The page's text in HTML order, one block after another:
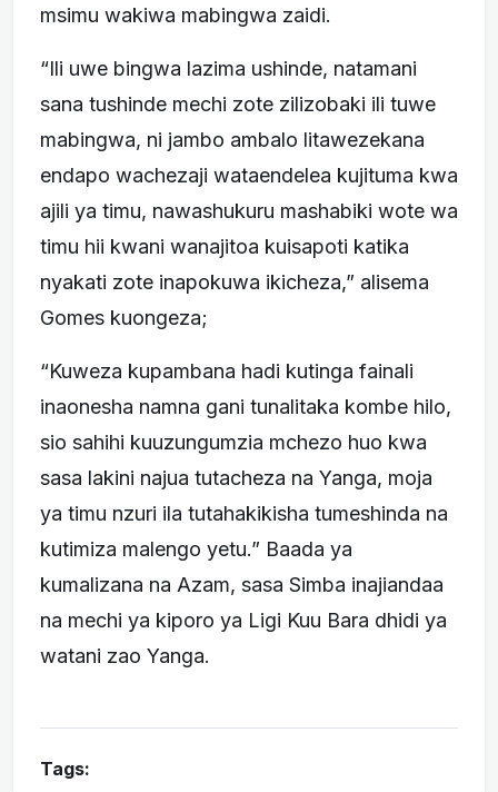
msimu wakiwa mabingwa zaidi.
“Ili uwe bingwa lazima ushinde, natamani
sana tushinde mechi zote zilizobaki ili tuwe
mabingwa, ni jambo ambalo litawezekana
endapo wachezaji wataendelea kujituma kwa
ajili ya timu, nawashukuru mashabiki wote wa
timu hii kwani wanajitoa kuisapoti katika
nyakati zote inapokuwa ikicheza,” alisema
Gomes kuongeza;
“Kuweza kupambana hadi kutinga fainali
inaonesha namna gani tunalitaka kombe hilo,
sio sahihi kuuzungumzia mchezo huo kwa
sasa lakini najua tutacheza na Yanga, moja
ya timu nzuri ila tutahakikisha tumeshinda na
kutimiza malengo yetu.” Baada ya
kumalizana na Azam, sasa Simba inajiandaa
na mechi ya kiporo ya Ligi Kuu Bara dhidi ya
watani zao Yanga.
Tags: